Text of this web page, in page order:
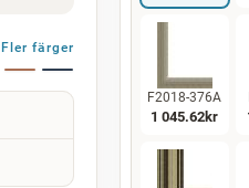
Fler färger
F2018-376A
1 045.62kr